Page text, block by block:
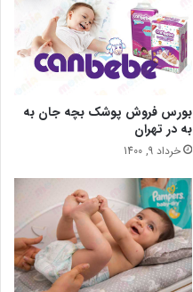
بورس فروش پوشک بچه جان به
به در تهران
خرداد 9, 1400